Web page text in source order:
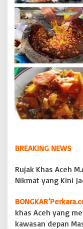
a
l
o
h
a
n
,
C
i
t
a
R
a
s
e
a
s
N
k
m
a
BREAKING NEWS
Rujak Khas Aceh
Nikmat yang Kini
khas Aceh yang
kawasan depan